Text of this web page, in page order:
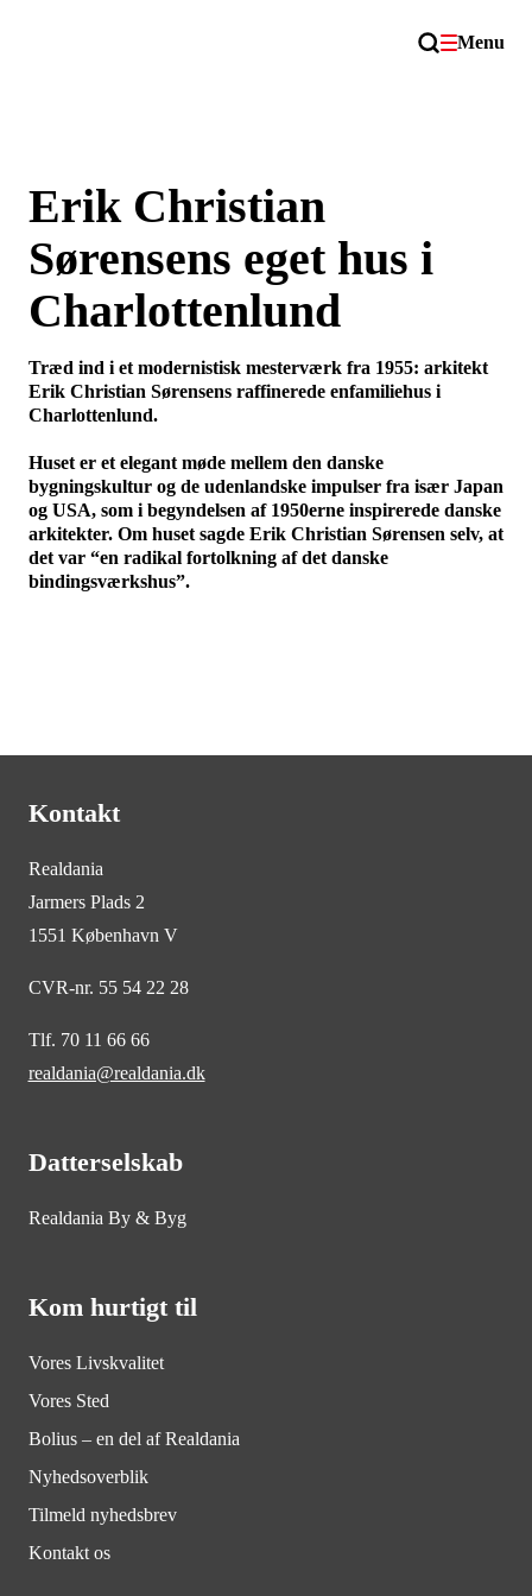
Menu
Erik Christian
Sørensens eget hus i
Charlottenlund
Træd ind i et modernistisk mesterværk fra 1955: arkitekt
Erik Christian Sørensens raffinerede enfamiliehus i
Charlottenlund.
Huset er et elegant møde mellem den danske
bygningskultur og de udenlandske impulser fra især Japan
og USA, som i begyndelsen af 1950erne inspirerede danske
arkitekter. Om huset sagde Erik Christian Sørensen selv, at
det var “en radikal fortolkning af det danske
bindingsværkshus”.
Kontakt
Realdania
Jarmers Plads 2
1551 København V
CVR-nr. 55 54 22 28
Tlf. 70 11 66 66
realdania@realdania.dk
Datterselskab
Realdania By & Byg
Kom hurtigt til
Vores Livskvalitet
Vores Sted
Bolius – en del af Realdania
Nyhedsoverblik
Tilmeld nyhedsbrev
Kontakt os